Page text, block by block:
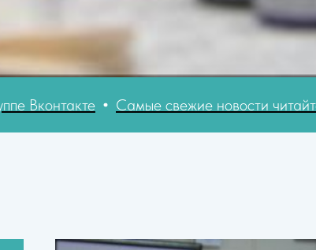
Самые свежие новости читайте в нашем